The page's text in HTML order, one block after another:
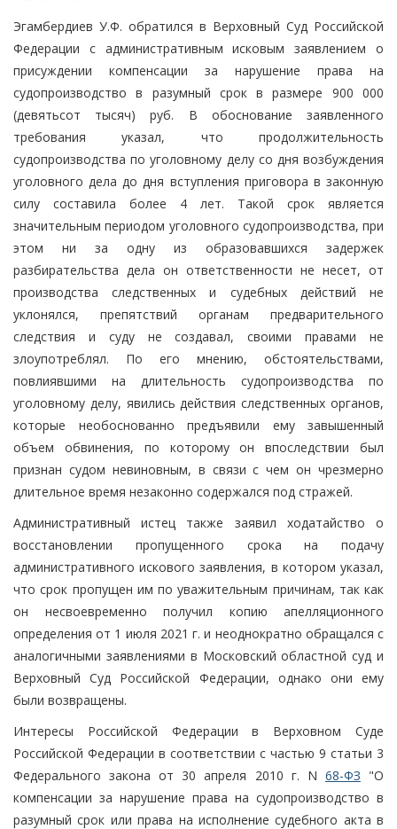
Эгамбердиев У.Ф. обратился в Верховный Суд Российской
Федерации с административным исковым заявлением о
присуждении компенсации за нарушение права на
судопроизводство в разумный срок в размере 900 000
(девятьсот тысяч) руб. В обоснование заявленного
требования указал, что продолжительность
судопроизводства по уголовному делу со дня возбуждения
уголовного дела до дня вступления приговора в законную
силу составила более 4 лет. Такой срок является
значительным периодом уголовного судопроизводства, при
этом ни за одну из образовавшихся задержек
разбирательства дела он ответственности не несет, от
производства следственных и судебных действий не
уклонялся, препятствий органам предварительного
следствия и суду не создавал, своими правами не
злоупотреблял. По его мнению, обстоятельствами,
повлиявшими на длительность судопроизводства по
уголовному делу, явились действия следственных органов,
которые необоснованно предъявили ему завышенный
объем обвинения, по которому он впоследствии был
признан судом невиновным, в связи с чем он чрезмерно
длительное время незаконно содержался под стражей.
Административный истец также заявил ходатайство о
восстановлении пропущенного срока на подачу
административного искового заявления, в котором указал,
что срок пропущен им по уважительным причинам, так как
он несвоевременно получил копию апелляционного
определения от 1 июля 2021 г. и неоднократно обращался с
аналогичными заявлениями в Московский областной суд и
Верховный Суд Российской Федерации, однако они ему
были возвращены.
Интересы Российской Федерации в Верховном Суде
Российской Федерации в соответствии с частью 9 статьи 3
Федерального закона от 30 апреля 2010 г. N 68-ФЗ "О
компенсации за нарушение права на судопроизводство в
разумный срок или права на исполнение судебного акта в